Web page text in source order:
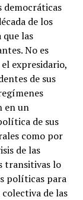
democráticas
de los
las
No es
expresidario,
de sus
en un
de sus
como por
de las
transitivas lo
políticas para
de las